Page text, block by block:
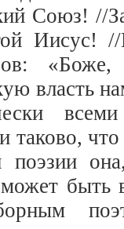
Союз! //
Иисус!
власть
таково,
поэзии
быть